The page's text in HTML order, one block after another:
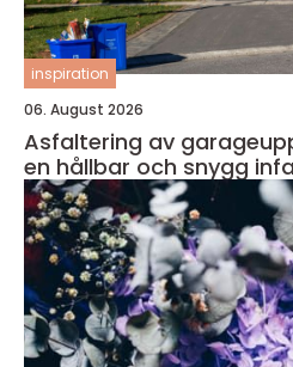
inspiration
06. August 2026
Asfaltering av
en hållbar och snygg